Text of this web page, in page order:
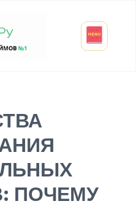
ПОЧЕМУ